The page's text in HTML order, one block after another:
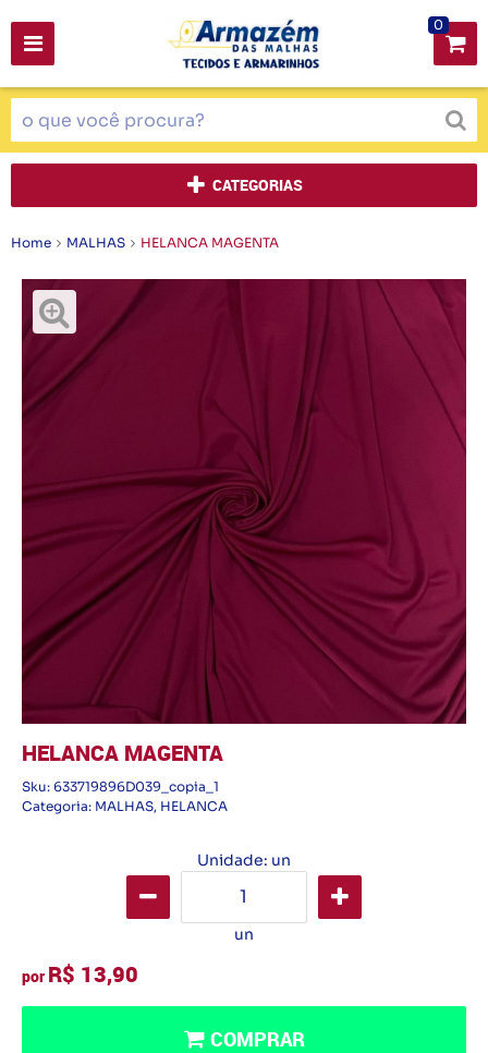
0
CATEGORIAS
Home MALHAS HELANCA MAGENTA
HELANCA MAGENTA
Sku: 633719896D039_copia_1
Categoria: MALHAS, HELANCA
Unidade: un
un
por R$ 13,90
COMPRAR